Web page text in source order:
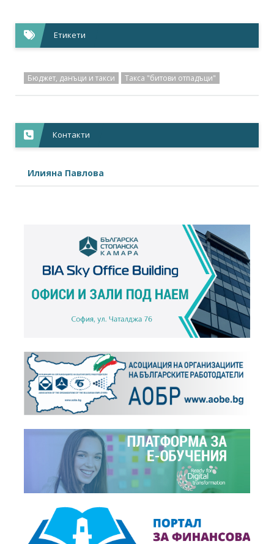
Етикети
Бюджет, данъци и такси Такса "битови отпадъци"
Контакти
Илияна Павлова